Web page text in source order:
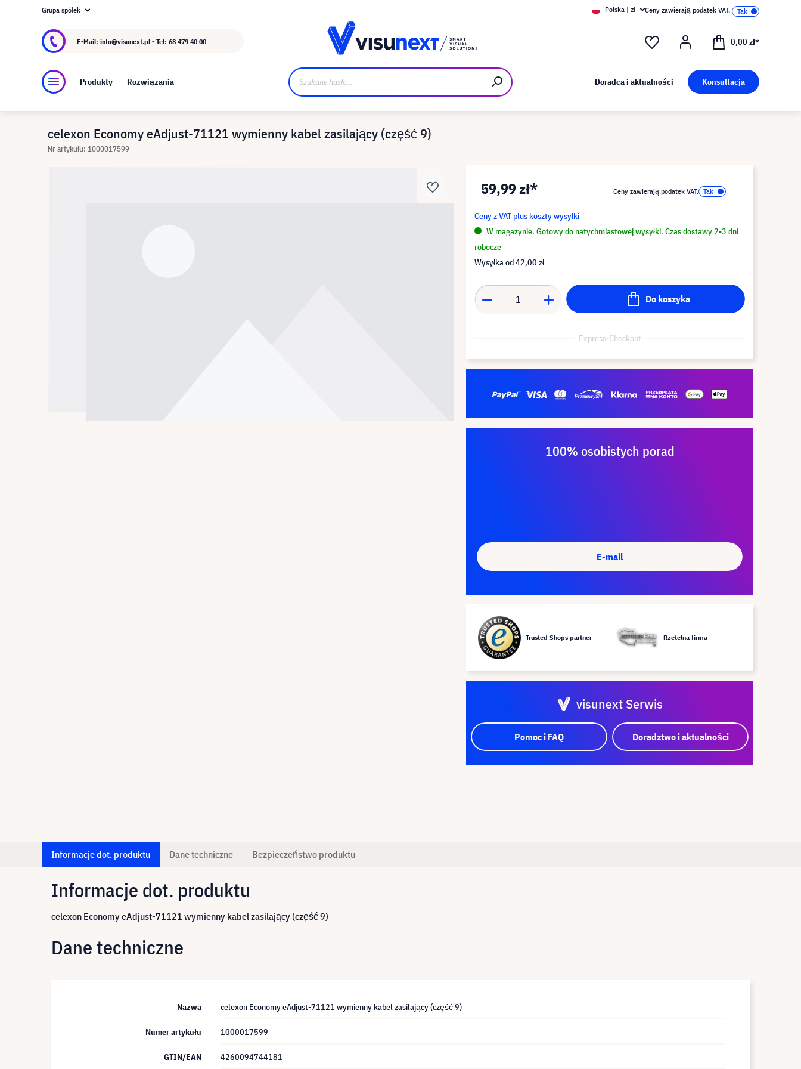
O visunext.pl
Grupa spółek Polska | zł Ceny zawierają podatek VAT.
E-Mail: info@visunext.pl - Tel: 68 479 40 00 0,00 zł*
Produkty Rozwiązania Doradca i aktualności Konsultacja
celexon Economy eAdjust-71121 wymienny kabel zasilający (część 9)
Nr artykułu: 1000017599
59,99 zł* Ceny zawierają podatek VAT.
Ceny z VAT plus koszty wysyłki
W magazynie. Gotowy do natychmiastowej wysyłki. Czas dostawy 2-3 dni
robocze
Wysyłka od42,00 zł
Do koszyka
Express-Checkout
100% osobistych porad
E-mail
Trusted Shops partner Rzetelna firma
visunext Serwis
Pomoc i FAQ Doradztwo i aktualności
Informacje dot. produktu Dane techniczne Bezpieczeństwo produktu
Informacje dot. produktu
celexon Economy eAdjust-71121 wymienny kabel zasilający (część 9)
Dane techniczne
Nazwa celexon Economy eAdjust-71121 wymienny kabel zasilający (część 9)
Numer artykułu 1000017599
GTIN/EAN 4260094744181